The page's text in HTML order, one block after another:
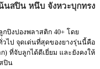
นสปิน หนึบ จังหวะบุกทรง
ปิงปองพลาสติก 40+ โดย
วไป จุดเด่นที่สุดของยางรุ่นนี้คือ
) ที่จับลูกได้ดีเยี่ยม และยังคงให้
ปิน